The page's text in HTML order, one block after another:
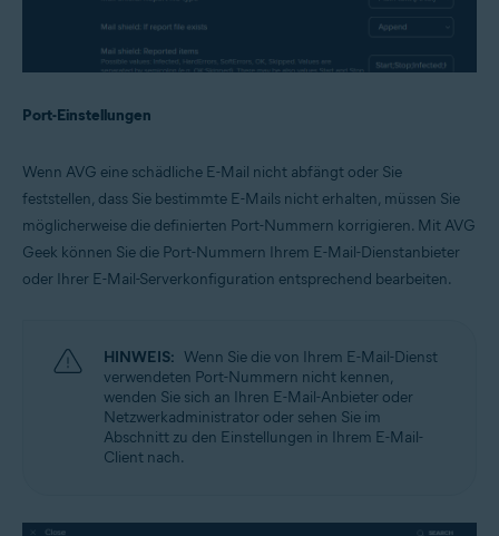
Port-Einstellungen
Wenn AVG eine schädliche E-Mail nicht abfängt oder Sie
feststellen, dass Sie bestimmte E-Mails nicht erhalten, müssen Sie
möglicherweise die definierten Port-Nummern korrigieren. Mit AVG
Geek können Sie die Port-Nummern Ihrem E-Mail-Dienstanbieter
oder Ihrer E-Mail-Serverkonfiguration entsprechend bearbeiten.
HINWEIS: Wenn Sie die von Ihrem E-Mail-Dienst
verwendeten Port-Nummern nicht kennen,
wenden Sie sich an Ihren E-Mail-Anbieter oder
Netzwerkadministrator oder sehen Sie im
Abschnitt zu den Einstellungen in Ihrem E-Mail-
Client nach.